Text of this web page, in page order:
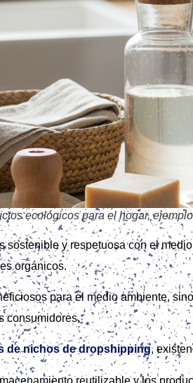
ecológicos para el hogar,
sostenible y respetuosa con el
orgánicos.
para el medio ambiente,
consumidores.
de nichos de dropshipping,
reutilizable y los